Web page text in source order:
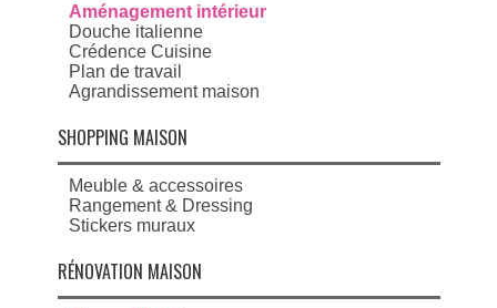
Aménagement intérieur
Douche italienne
Crédence Cuisine
Plan de travail
Agrandissement maison
SHOPPING MAISON
Meuble & accessoires
Rangement & Dressing
Stickers muraux
RÉNOVATION MAISON